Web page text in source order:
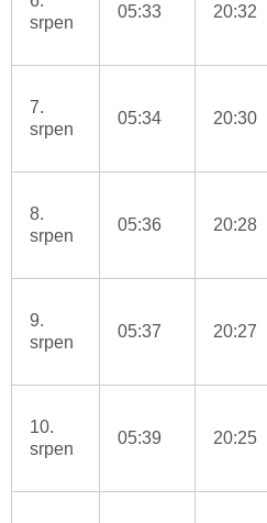
srpen
05:33 20:32
7.
srpen
05:34 20:30
8.
srpen
05:36 20:28
9.
srpen
05:37 20:27
10.
srpen
05:39 20:25